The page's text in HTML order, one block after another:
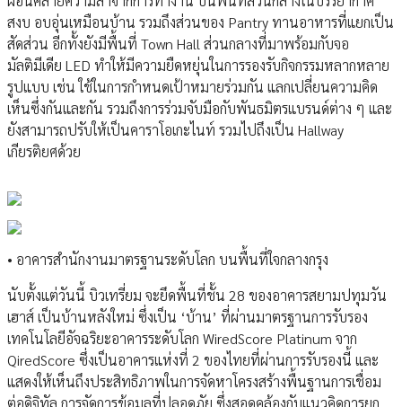
สงบ อบอุ่นเหมือนบ้าน รวมถึงส่วนของ Pantry ทานอาหารที่แยกเป็น
สัดส่วน อีกทั้งยังมีพื้นที่ Town Hall ส่วนกลางที่มาพร้อมกับจอ
มัลติมีเดีย LED ทำให้มีความยืดหยุ่นในการรองรับกิจกรรมหลากหลาย
รูปแบบ เช่น ใช้ในการกำหนดเป้าหมายร่วมกัน แลกเปลี่ยนความคิด
เห็นซึ่งกันและกัน รวมถึงการร่วมจับมือกับพันธมิตรแบรนด์ต่าง ๆ และ
ยังสามารถปรับให้เป็นคาราโอเกะไนท์ รวมไปถึงเป็น Hallway
เกียรติยศด้วย
• อาคารสำนักงานมาตรฐานระดับโลก บนพื้นที่ใจกลางกรุง
นับตั้งแต่วันนี้ บิวเทรี่ยม จะยึดพื้นที่ชั้น 28 ของอาคารสยามปทุมวัน
เฮาส์ เป็นบ้านหลังใหม่ ซึ่งเป็น ‘บ้าน’ ที่ผ่านมาตรฐานการรับรอง
เทคโนโลยีอัจฉริยะอาคารระดับโลก WiredScore Platinum จาก
QiredScore ซึ่งเป็นอาคารแห่งที่ 2 ของไทยที่ผ่านการรับรองนี้ และ
แสดงให้เห็นถึงประสิทธิภาพในการจัดหาโครงสร้างพื้นฐานการเชื่อม
ต่อดิจิทัล การจัดการข้อมูลที่ปลอดภัย ซึ่งสอดคล้องกับแนวคิดการยก